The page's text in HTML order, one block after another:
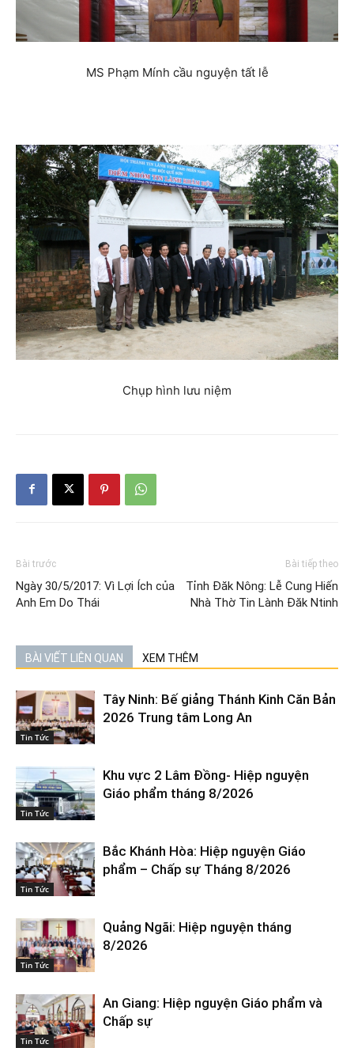
MS Phạm Mính cầu nguyện tất lễ
Chụp hình lưu niệm
Bài trước
Ngày 30/5/2017: Vì Lợi Ích của
Anh Em Do Thái
Bài tiếp theo
Tỉnh Đăk Nông: Lễ Cung Hiến
Nhà Thờ Tin Lành Đăk Ntinh
BÀI VIẾT LIÊN QUAN XEM THÊM
Tin Tức
Tây Ninh: Bế giảng Thánh Kinh Căn Bản
2026 Trung tâm Long An
Tin Tức
Khu vực 2 Lâm Đồng- Hiệp nguyện
Giáo phẩm tháng 8/2026
Tin Tức
Bắc Khánh Hòa: Hiệp nguyện Giáo
phẩm – Chấp sự Tháng 8/2026
Tin Tức
Quảng Ngãi: Hiệp nguyện tháng
8/2026
Tin Tức
An Giang: Hiệp nguyện Giáo phẩm và
Chấp sự